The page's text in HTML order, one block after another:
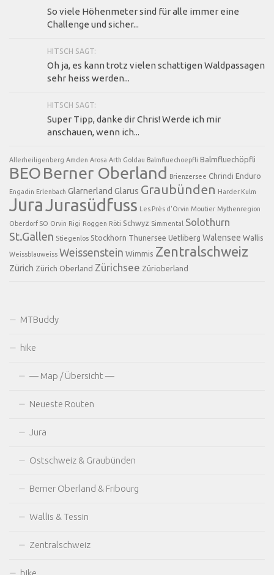
So viele Höhenmeter sind für alle immer eine
Challenge und sicher...
HITSCH SAGT:
Oh ja, es kann trotz vielen schattigen Waldpassagen
sehr heiss werden...
HITSCH SAGT:
Super Tipp, danke dir Chris! Werde ich mir
anschauen, wenn ich...
Allerheiligenberg Amden Arosa Arth Goldau Balmfluechoepfli Balmfluechöpfli
BEO Berner Oberland Brienzersee Chrindi Enduro
Engadin Erlenbach Glarnerland Glarus Graubünden Harder Kulm
JuraJurasüdfuss Les Près d'Orvin Moutier Mythenregion
Oberdorf SO Orvin Rigi Roggen Röti Schwyz Simmental Solothurn
St.Gallen Stiegenlos Stockhorn Thunersee Uetliberg Walensee Wallis
Weissblauweiss Weissenstein Wimmis Zentralschweiz
Zürich Zürich Oberland Zürichsee Zürioberland
MTBuddy
hike
— Map / Übersicht —
Neueste Routen
Jura
Ostschweiz & Graubünden
Berner Oberland & Fribourg
Wallis & Tessin
Zentralschweiz
bike